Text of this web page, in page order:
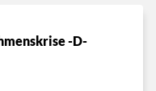
-D-